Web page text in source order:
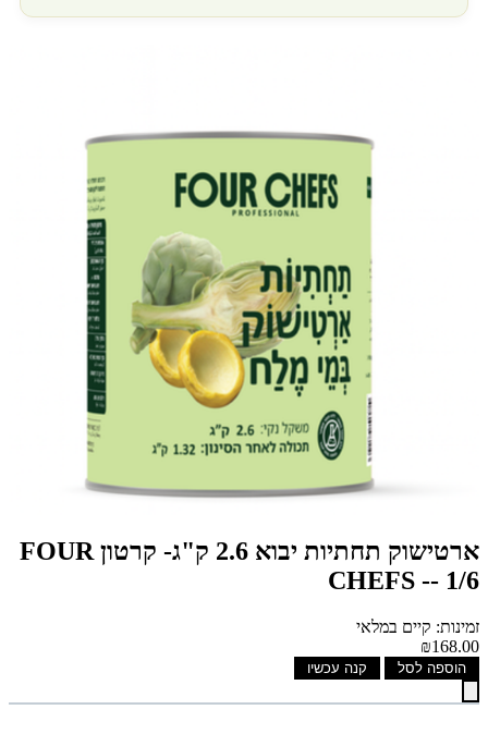
ארטישוק תחתיות יבוא 2.6 ק"ג- קרטון FOUR
CHEFS -- 1/6
זמינות: קיים במלאי
₪168.00
הוספה לסל קנה עכשיו